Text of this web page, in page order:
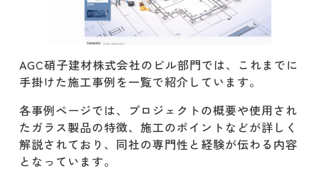
AGC硝子建材株式会社のビル部門では、これまでに
手掛けた施工事例を一覧で紹介しています。
各事例ページでは、プロジェクトの概要や使用され
たガラス製品の特徴、施工のポイントなどが詳しく
解説されており、同社の専門性と経験が伝わる内容
となっています。